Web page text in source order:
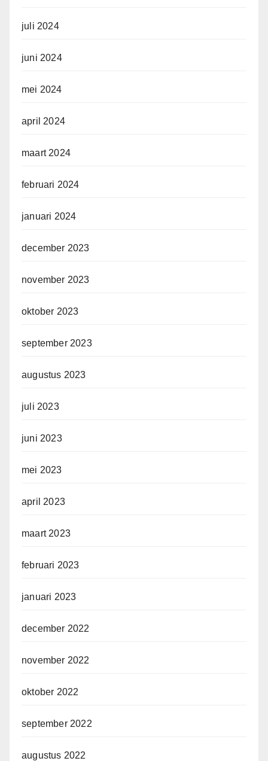
juli 2024
juni 2024
mei 2024
april 2024
maart 2024
februari 2024
januari 2024
december 2023
november 2023
oktober 2023
september 2023
augustus 2023
juli 2023
juni 2023
mei 2023
april 2023
maart 2023
februari 2023
januari 2023
december 2022
november 2022
oktober 2022
september 2022
augustus 2022